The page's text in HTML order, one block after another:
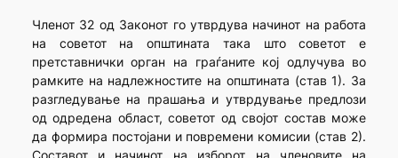
Членот 32 од Законот го утврдува начинот на работа
на советот на општината така што советот е
претставнички орган на граѓаните кој одлучува во
рамките на надлежностите на општината (став 1). За
разгледување на прашања и утврдување предлози
од одредена област, советот од својот состав може
да формира постојани и повремени комисии (став 2).